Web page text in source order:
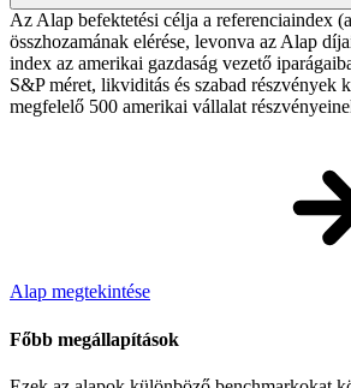
Az Alap befektetési célja a referenciaindex
összhozamának elérése, levonva az Alap
index az amerikai gazdaság vezető
S&P méret, likviditás és szabad részvények
megfelelő 500 amerikai vállalat
Alap megtekintése
Főbb megállapítások